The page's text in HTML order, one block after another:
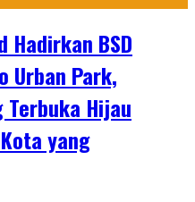
Hadirkan BSD
Urban Park,
Hijau
yang